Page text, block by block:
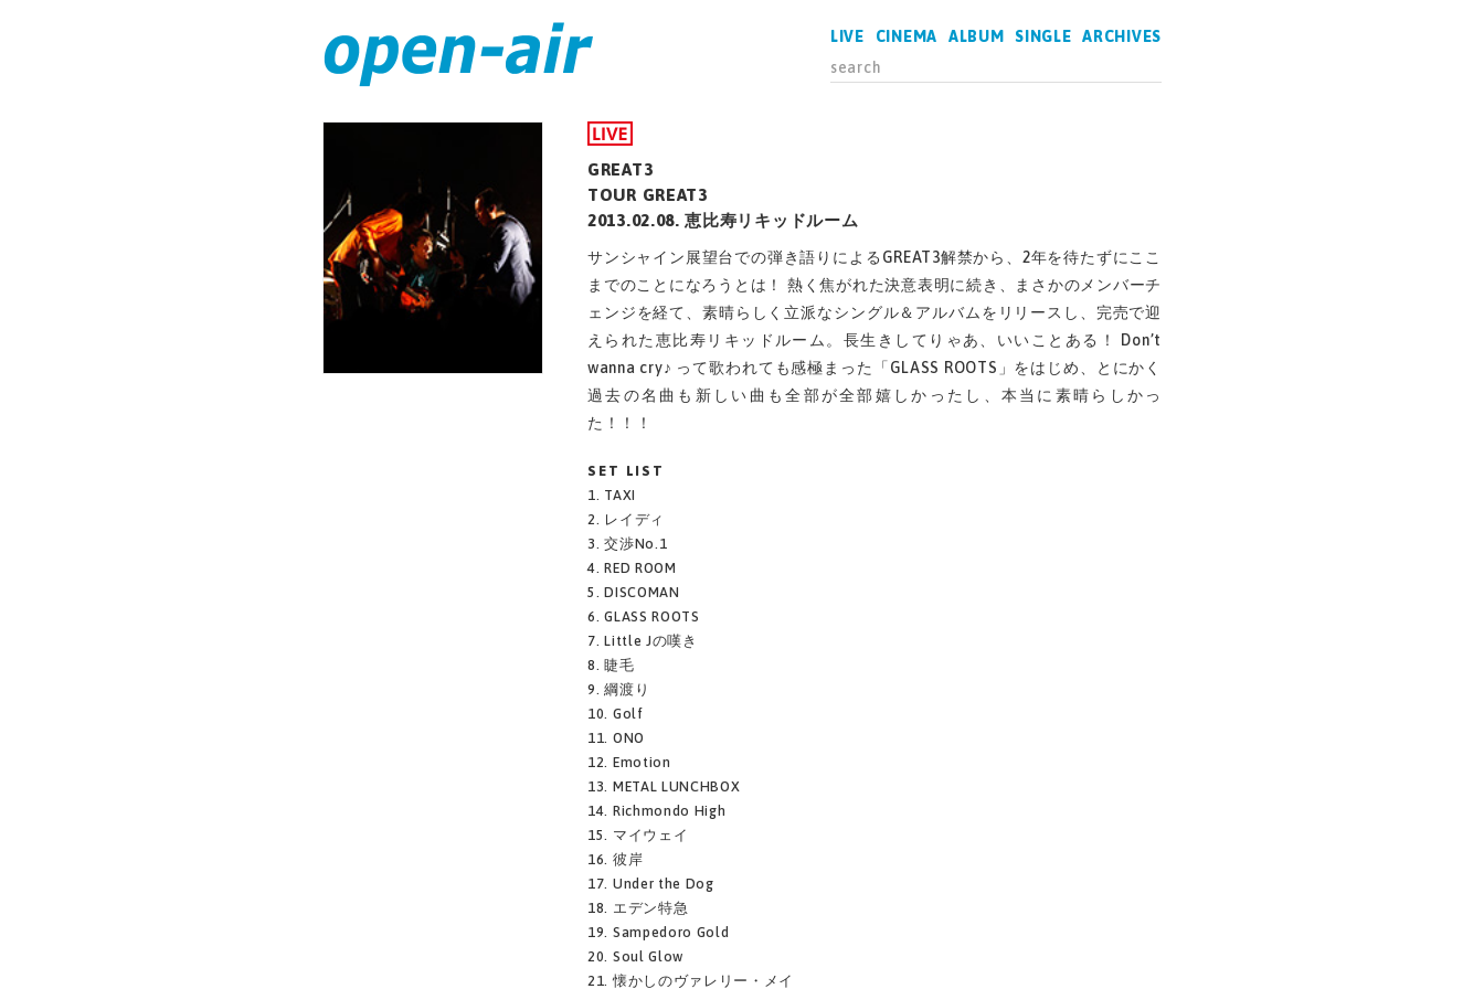
LIVE CINEMA ALBUM SINGLE ARCHIVES
GREAT3
TOUR GREAT3
2013.02.08. 恵比寿リキッドルーム
サンシャイン展望台での弾き語りによるGREAT3解禁から、2年を待たずにここ
までのことになろうとは！ 熱く焦がれた決意表明に続き、まさかのメンバーチ
ェンジを経て、素晴らしく立派なシングル＆アルバムをリリースし、完売で迎
えられた恵比寿リキッドルーム。長生きしてりゃあ、いいことある！ Don’t
wanna cry♪ って歌われても感極まった「GLASS ROOTS」をはじめ、とにかく
過去の名曲も新しい曲も全部が全部嬉しかったし、本当に素晴らしかっ
た！！！
SET LIST
1. TAXI
2. レイディ
3. 交渉No.1
4. RED ROOM
5. DISCOMAN
6. GLASS ROOTS
7. Little Jの嘆き
8. 睫毛
9. 綱渡り
10. Golf
11. ONO
12. Emotion
13. METAL LUNCHBOX
14. Richmondo High
15. マイウェイ
16. 彼岸
17. Under the Dog
18. エデン特急
19. Sampedoro Gold
20. Soul Glow
21. 懐かしのヴァレリー・メイ